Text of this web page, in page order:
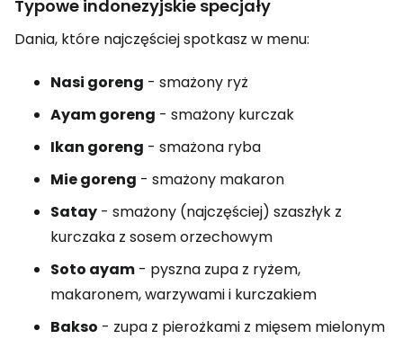
Typowe indonezyjskie specjały
Dania, które najczęściej spotkasz w menu:
Nasi goreng - smażony ryż
Ayam goreng - smażony kurczak
Ikan goreng - smażona ryba
Mie goreng - smażony makaron
Satay - smażony (najczęściej) szaszłyk z
kurczaka z sosem orzechowym
Soto ayam - pyszna zupa z ryżem,
makaronem, warzywami i kurczakiem
Bakso - zupa z pierożkami z mięsem mielonym